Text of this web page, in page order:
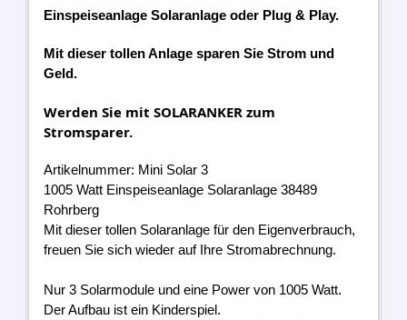
Einspeiseanlage Solaranlage oder Plug & Play.
Mit dieser tollen Anlage sparen Sie Strom und
Geld.
Werden Sie mit SOLARANKER zum
Stromsparer.
Artikelnummer: Mini Solar 3
1005 Watt Einspeiseanlage Solaranlage 38489
Rohrberg
Mit dieser tollen Solaranlage für den Eigenverbrauch,
freuen Sie sich wieder auf Ihre Stromabrechnung.
Nur 3 Solarmodule und eine Power von 1005 Watt.
Der Aufbau ist ein Kinderspiel.